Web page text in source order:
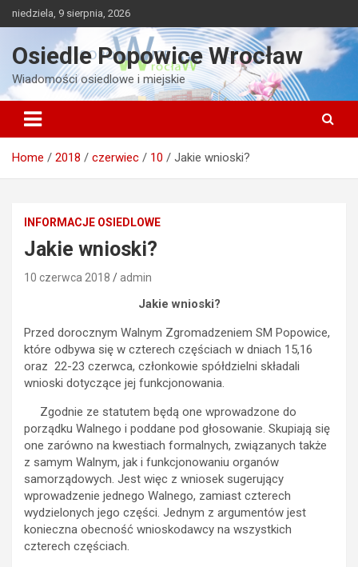
Skip
to
niedziela, 9 sierpnia, 2026
Osiedle Popowice Wrocław
Wiadomości osiedlowe i miejskie
Home 2018 czerwiec 10 Jakie wnioski?
INFORMACJE OSIEDLOWE
Jakie wnioski?
10 czerwca 2018 admin
Jakie wnioski?
Przed dorocznym Walnym Zgromadzeniem SM Popowice,
które odbywa się w czterech częściach w dniach 15,16
oraz 22-23 czerwca, członkowie spółdzielni składali
wnioski dotyczące jej funkcjonowania.
Zgodnie ze statutem będą one wprowadzone do
porządku Walnego i poddane pod głosowanie. Skupiają się
one zarówno na kwestiach formalnych, związanych także
z samym Walnym, jak i funkcjonowaniu organów
samorządowych. Jest więc z wniosek sugerujący
wprowadzenie jednego Walnego, zamiast czterech
wydzielonych jego części. Jednym z argumentów jest
konieczna obecność wnioskodawcy na wszystkich
czterech częściach.